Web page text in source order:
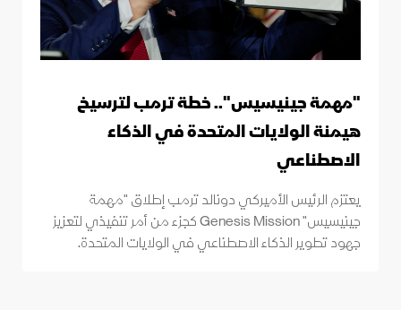
"مهمة جينيسيس".. خطة ترمب لترسيخ
هيمنة الولايات المتحدة في الذكاء
الاصطناعي
يعتزم الرئيس الأميركي دونالد ترمب إطلاق "مهمة
جينيسيس" Genesis Mission كجزء من أمر تنفيذي لتعزيز
جهود تطوير الذكاء الاصطناعي في الولايات المتحدة.